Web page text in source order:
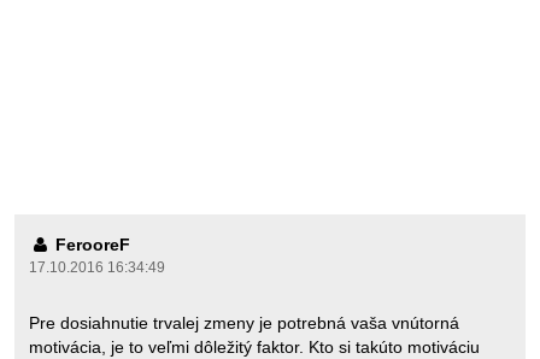
FerooreF
17.10.2016 16:34:49
Pre dosiahnutie trvalej zmeny je potrebná vaša vnútorná
motivácia, je to veľmi dôležitý faktor. Kto si takúto motiváciu